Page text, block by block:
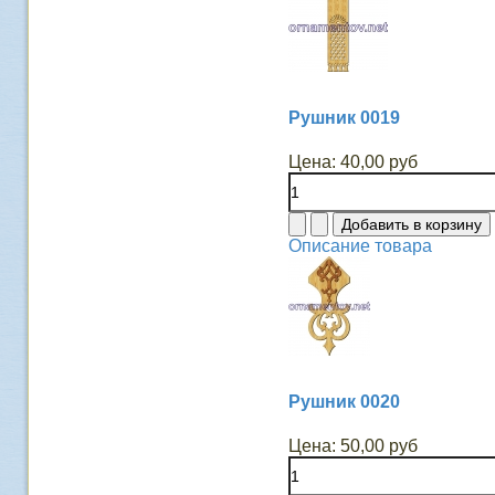
Рушник 0019
Цена: 40,00 руб
Описание товара
Рушник 0020
Цена: 50,00 руб